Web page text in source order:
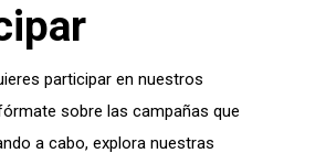
participar en nuestros
sobre las campañas que
a cabo, explora nuestras